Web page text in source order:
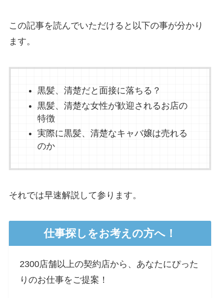
この記事を読んでいただけると以下の事が分かり
ます。
黒髪、清楚だと面接に落ちる？
黒髪、清楚な女性が歓迎されるお店の
特徴
実際に黒髪、清楚なキャバ嬢は売れる
のか
それでは早速解説して参ります。
仕事探しをお考えの方へ！
2300店舗以上の契約店から、あなたにぴった
りのお仕事をご提案！